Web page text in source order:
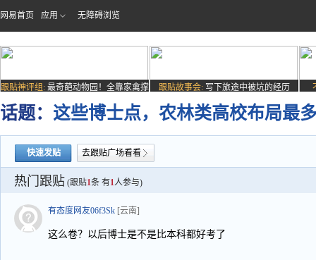
网易首页 应用 无障碍浏览
跟贴神评组: 最奇葩动物园！全靠家禽撑
场子
跟贴故事会: 写下旅途中被坑的经历
话题： 这些博士点，农林类高校布局最
快速发贴 去跟贴广场看看
热门跟贴 (跟贴1条 有1人参与)
有态度网友06f3Sk [云南]
这么卷？以后博士是不是比本科都好考了